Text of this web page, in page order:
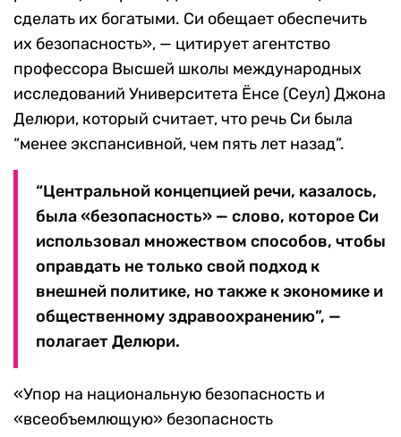
сделать их богатыми. Си обещает обеспечить
их безопасность», — цитирует агентство
профессора Высшей школы международных
исследований Университета Ёнсе (Сеул) Джона
Делюри, который считает, что речь Си была
“менее экспансивной, чем пять лет назад”.
“Центральной концепцией речи, казалось,
была «безопасность» — слово, которое Си
использовал множеством способов, чтобы
оправдать не только свой подход к
внешней политике, но также к экономике и
общественному здравоохранению”, —
полагает Делюри.
«Упор на национальную безопасность и
«всеобъемлющую» безопасность